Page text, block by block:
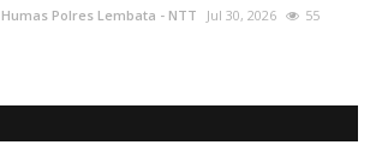
Humas Polres Lembata - NTT Jul 30, 2026 55